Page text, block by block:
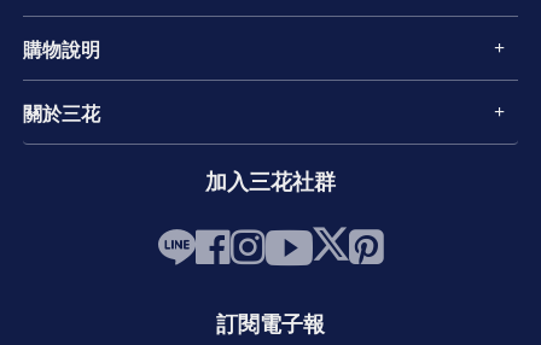
購物說明
關於三花
加入三花社群
訂閱電子報